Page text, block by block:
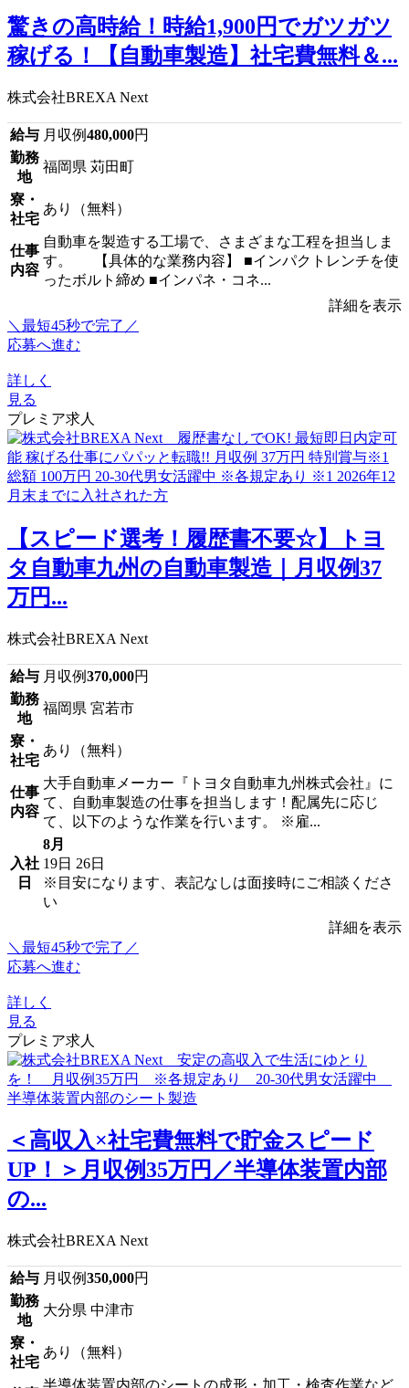
驚きの高時給！時給1,900円でガツガツ
稼げる！【自動車製造】社宅費無料＆...
株式会社BREXA Next
給与 月収例480,000円
勤務
地
福岡県 苅田町
寮・
社宅
あり（無料）
仕事
内容
自動車を製造する工場で、さまざまな工程を担当しま
す。 【具体的な業務内容】 ■インパクトレンチを使
ったボルト締め ■インパネ・コネ...
詳細を表示
＼最短45秒で完了／
応募へ進む
詳しく
見る
プレミア求人
【スピード選考！履歴書不要☆】トヨ
タ自動車九州の自動車製造｜月収例37
万円...
株式会社BREXA Next
給与 月収例370,000円
勤務
地
福岡県 宮若市
寮・
社宅
あり（無料）
仕事
内容
大手自動車メーカー『トヨタ自動車九州株式会社』に
て、自動車製造の仕事を担当します！配属先に応じ
て、以下のような作業を行います。 ※雇...
入社
日
8月
19日 26日
※目安になります、表記なしは面接時にご相談くださ
い
詳細を表示
＼最短45秒で完了／
応募へ進む
詳しく
見る
プレミア求人
＜高収入×社宅費無料で貯金スピード
UP！＞月収例35万円／半導体装置内部
の...
株式会社BREXA Next
給与 月収例350,000円
勤務
地
大分県 中津市
寮・
社宅
あり（無料）